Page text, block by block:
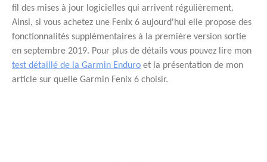
fil des mises à jour logicielles qui arrivent régulièrement.
Ainsi, si vous achetez une Fenix 6 aujourd'hui elle propose des
fonctionnalités supplémentaires à la première version sortie
en septembre 2019. Pour plus de détails vous pouvez lire mon
test détaillé de la Garmin Enduro et la présentation de mon
article sur quelle Garmin Fenix 6 choisir.